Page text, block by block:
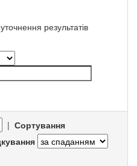
результатів
| Сортування